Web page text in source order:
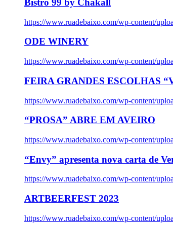
Bistro 99 by Chakall
https://www.ruadebaixo.com/wp-content/
ODE WINERY
https://www.ruadebaixo.com/wp-content/
FEIRA GRANDES ESCOLHAS
https://www.ruadebaixo.com/wp-content/
“PROSA” ABRE EM AVEIRO
https://www.ruadebaixo.com/wp-content/
“Envy” apresenta nova carta de
https://www.ruadebaixo.com/wp-content/
ARTBEERFEST 2023
https://www.ruadebaixo.com/wp-content/